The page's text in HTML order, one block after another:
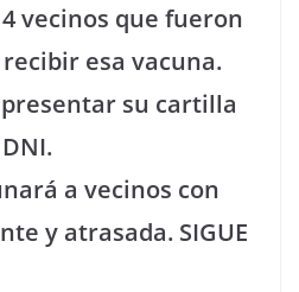
vecinos que fueron
esa vacuna.
su cartilla
a vecinos con
y atrasada. SIGUE